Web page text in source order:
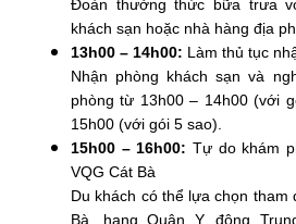
Đoàn thưởng thức bữa trưa
khách sạn hoặc nhà hàng địa
13h00 – 14h00: Làm thủ tục
Nhận phòng khách sạn và
phòng từ 13h00 – 14h00 (với
15h00 (với gói 5 sao).
15h00 – 16h00: Tự do khám
VQG Cát Bà
Du khách có thể lựa chọn tham
Bà, hang Quân Y, động